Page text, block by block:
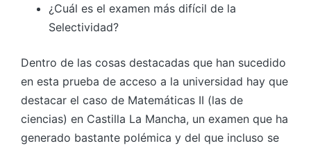
¿Cuál es el examen más difícil de la
Selectividad?
Dentro de las cosas destacadas que han sucedido
en esta prueba de acceso a la universidad hay que
destacar el caso de Matemáticas II (las de
ciencias) en Castilla La Mancha, un examen que ha
generado bastante polémica y del que incluso se